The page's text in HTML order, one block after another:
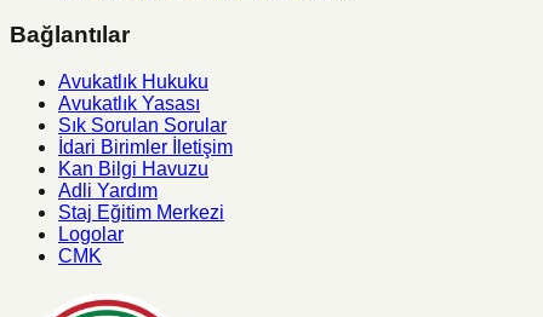
Bağlantılar
Avukatlık Hukuku
Avukatlık Yasası
Sık Sorulan Sorular
İdari Birimler İletişim
Kan Bilgi Havuzu
Adli Yardım
Staj Eğitim Merkezi
Logolar
CMK